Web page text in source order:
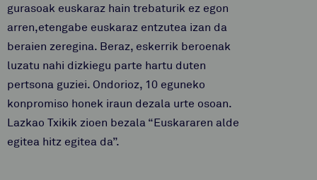
gurasoak euskaraz hain trebaturik ez egon
arren,etengabe euskaraz entzutea izan da
beraien zeregina. Beraz, eskerrik beroenak
luzatu nahi dizkiegu parte hartu duten
pertsona guziei. Ondorioz, 10 eguneko
konpromiso honek iraun dezala urte osoan.
Lazkao Txikik zioen bezala “Euskararen alde
egitea hitz egitea da”.